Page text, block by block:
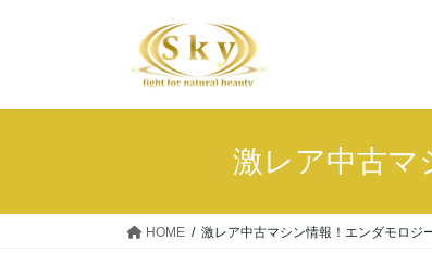
ッ
移
激レア中古マ
HOME 激レア中古マシン情報！エンダモロジ